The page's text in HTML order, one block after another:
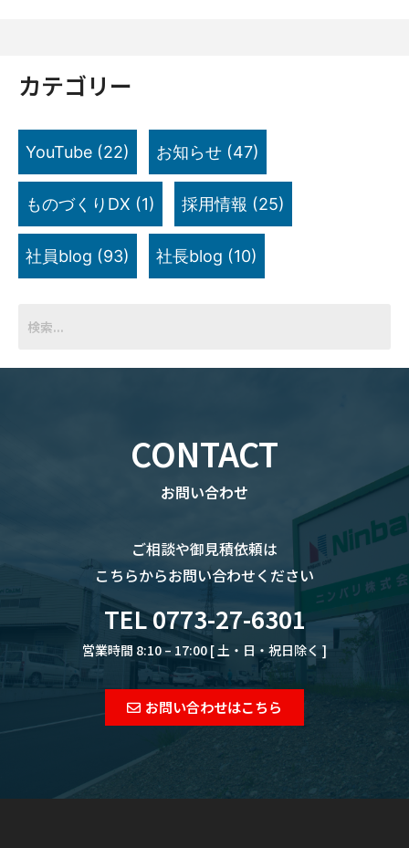
カテゴリー
YouTube (22) お知らせ (47)
ものづくりDX (1) 採用情報 (25)
社員blog (93) 社長blog (10)
CONTACT
お問い合わせ
ご相談や御見積依頼は
こちらからお問い合わせください
TEL 0773-27-6301
営業時間 8:10 – 17:00 [ 土・日・祝日除く ]
お問い合わせはこちら